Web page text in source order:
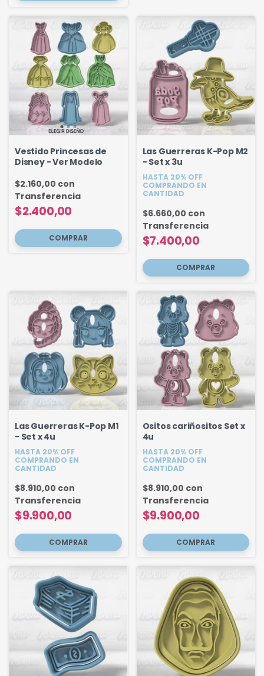
Vestido Princesas de
Disney - Ver Modelo
$2.400,00
$2.160,00 con
Transferencia
COMPRAR
Las Guerreras K-Pop M2
- Set x 3u
HASTA 20% OFF
COMPRANDO EN
CANTIDAD
$7.400,00
$6.660,00 con
Transferencia
Las Guerreras K-Pop M1
- Set x 4u
HASTA 20% OFF
COMPRANDO EN
CANTIDAD
$9.900,00
$8.910,00 con
Transferencia
Ositos cariñositos Set x
4u
HASTA 20% OFF
COMPRANDO EN
CANTIDAD
$9.900,00
$8.910,00 con
Transferencia